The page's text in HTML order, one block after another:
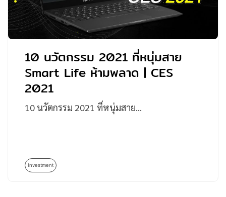
10 นวัตกรรม 2021 ที่หนุ่มสาย
Smart Life ห้ามพลาด | CES
2021
10 นวัตกรรม 2021 ที่หนุ่มสาย…
Investment